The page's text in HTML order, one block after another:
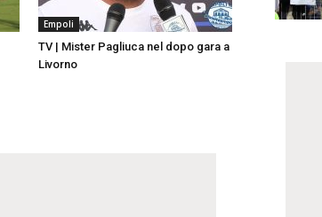
Empoli
TV | Mister Pagliuca nel dopo gara a
Livorno